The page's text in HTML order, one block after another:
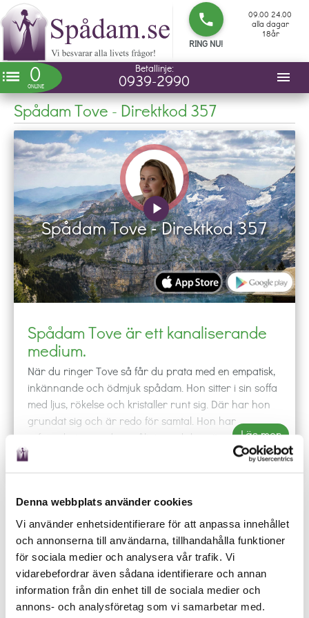
Denna webbplats använder cookies
Vi använder enhetsidentifierare för att anpassa innehållet
och annonserna till användarna, tillhandahålla funktioner
för sociala medier och analysera vår trafik. Vi
vidarebefordrar även sådana identifierare och annan
information från din enhet till de sociala medier och
annons- och analysföretag som vi samarbetar med.
phone
RING NU!
09.00 24.00
alla dagar
18år
list 0
ONLINE
Betallinje:
0939-2990 menu
Spådam Tove - Direktkod 357
play_arrow
Spådam Tove - Direktkod 357
Spådam Tove är ett kanaliserande
medium.
När du ringer Tove så får du prata med en empatisk,
inkännande och ödmjuk spådam. Hon sitter i sin soffa
med ljus, rökelse och kristaller runt sig. Där har hon
grundat sig och är redo för samtal. Hon har
erfarenhet av andra spålinjer och hon är säker i sina
budskap. Hon direktkanaliserar genom att få in bilder
och budskap. Hon är även synsk och kan hitta
ord på det hon vill förmedla kan hon även använda
tarotkort och pendel. Om någon anhörig från
andevärlden visar sig så kan hon förmedla budskap.
Hennes arbetsspråk är svenska och engelska. Hon
spår inte i sjukdom och död. Hennes specialområden
är relationsfrågor, arbete och ekonomi. Hon är social
och en god lyssnare.
Få SMS
Läs mer
RING KÖP BOKA MAIL
event
SCHEMA
Ring någon av våra duktiga spådamer och låt de
besvara dina frågor oavsett om det gäller kärlek,
arbete eller budskap från universum.